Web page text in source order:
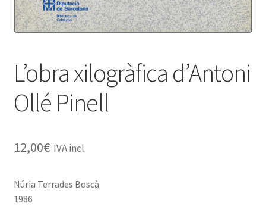
L’obra xilogràfica d’Antoni
Ollé Pinell
12,00€ IVA incl.
Núria Terrades Boscà
1986